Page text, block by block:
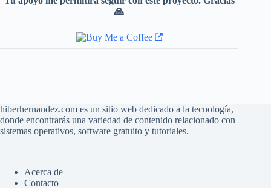
🙏
hiberhernandez.com es un sitio web dedicado a la tecnología,
donde encontrarás una variedad de contenido relacionado con
sistemas operativos, software gratuito y tutoriales.
Acerca de
Contacto